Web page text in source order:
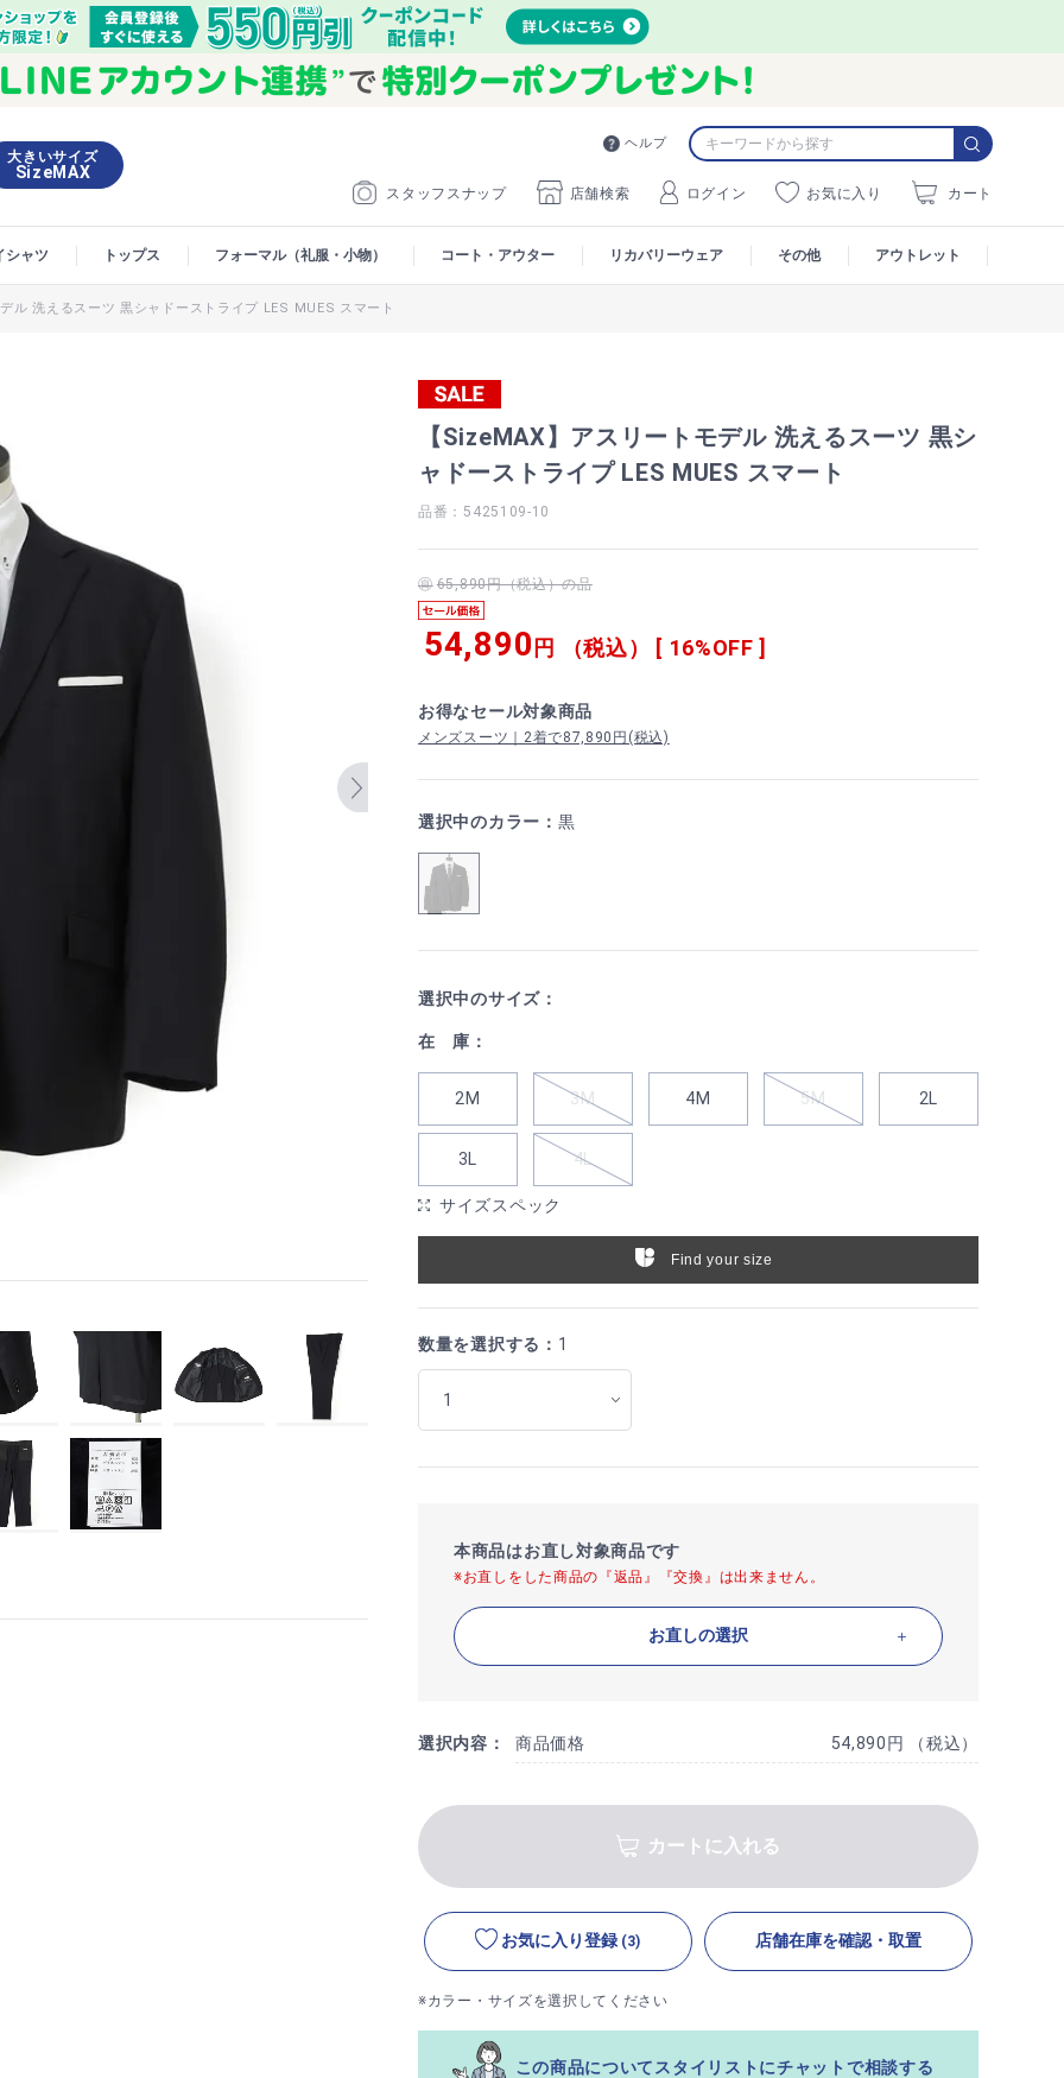
ヘルプ
スタッフスナップ 店舗検索 ログイン お気に入り カート
大きいサイズ
SizeMAX
シャツ トップス フォーマル（礼服・小物） コート・アウター リカバリーウェア その他 アウトレット
ル 洗えるスーツ 黒シャドーストライプ LES MUES スマート
【SizeMAX】アスリートモデル 洗えるスーツ 黒シ
ャドーストライプ LES MUES スマート
品番：5425109-10
65,890円（税込）の品
54,890 円 （税込） [ 16%OFF ]
お得なセール対象商品
メンズスーツ｜2着で87,890円(税込)
選択中のカラー： 黒
選択中のサイズ：
在 庫：
2M 3M 4M 5M 2L
3L 4L
サイズスペック
Find your size
数量を選択する： 1
本商品はお直し対象商品です
※お直しをした商品の『返品』『交換』は出来ません。
お直しの選択
選択内容： 商品価格 54,890円 （税込）
カートに入れる
お気に入り登録 (3) 店舗在庫を確認・取置
※カラー・サイズを選択してください
この商品についてスタイリストにチャットで相談する